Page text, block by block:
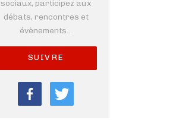
sociaux, participez aux
débats, rencontres et
évènements...
SUIVRE